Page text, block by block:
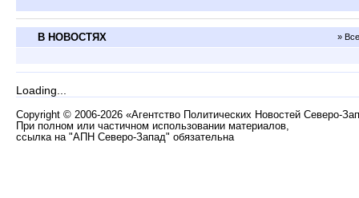
В НОВОСТЯХ »
Loading...
Copyright © 2006-2026 «Агентство Политических Новостей Северо-
При полном или частичном использовании материалов,
ссылка на "АПН Северо-Запад" обязательна